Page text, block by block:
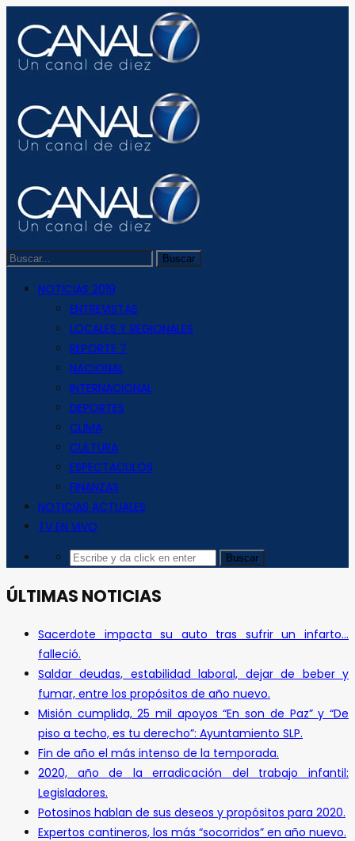
NOTICIAS 2019
ENTREVISTAS
LOCALES Y REGIONALES
REPORTE 7
NACIONAL
INTERNACIONAL
DEPORTES
CLIMA
CULTURA
ESPECTACULOS
FINANZAS
NOTICIAS ACTUALES
TV EN VIVO
ÚLTIMAS NOTICIAS
Sacerdote impacta su auto tras sufrir un infarto…
falleció.
Saldar deudas, estabilidad laboral, dejar de beber y
fumar, entre los propósitos de año nuevo.
Misión cumplida, 25 mil apoyos “En son de Paz” y “De
piso a techo, es tu derecho”: Ayuntamiento SLP.
Fin de año el más intenso de la temporada.
2020, año de la erradicación del trabajo infantil:
Legisladores.
Potosinos hablan de sus deseos y propósitos para 2020.
Expertos cantineros, los más “socorridos” en año nuevo.